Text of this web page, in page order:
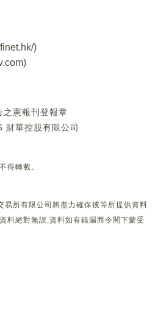
)
)
之憲報刊登報章
華控股有限公司
得轉載。
易所有限公司將盡力確保彼等所提供資料
料絕對無誤,資料如有錯漏而令閣下蒙受